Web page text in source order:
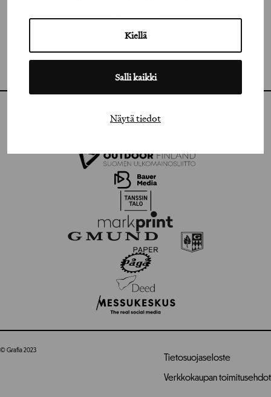
Kiellä
Salli kaikki
Näytä tiedot
FACEBOOK
VIMEO
© Grafia 2023
Tietosuojaseloste
Verkkokaupan toimitusehdot